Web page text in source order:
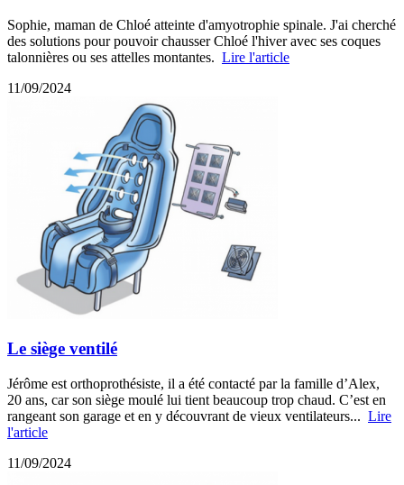
Sophie, maman de Chloé atteinte d'amyotrophie spinale. J'ai cherché
des solutions pour pouvoir chausser Chloé l'hiver avec ses coques
talonnières ou ses attelles montantes. Lire l'article
11/09/2024
Le siège ventilé
Jérôme est orthoprothésiste, il a été contacté par la famille d’Alex,
20 ans, car son siège moulé lui tient beaucoup trop chaud. C’est en
rangeant son garage et en y découvrant de vieux ventilateurs... Lire
l'article
11/09/2024